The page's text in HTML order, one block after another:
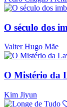
O século dos
Valter Hugo Mãe
O Mistério da
Kim Jiyun